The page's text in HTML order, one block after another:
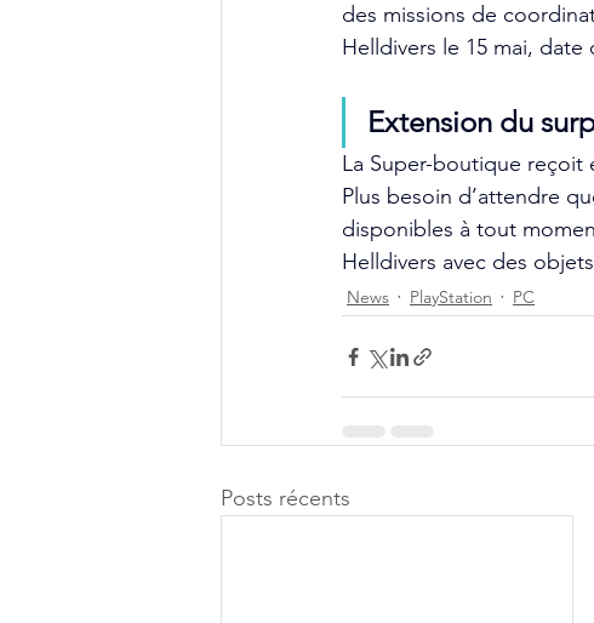
des missions de
Helldivers le 15 mai,
Extension du
La Super-boutique reçoit
Plus besoin d’attendre
disponibles à tout
Helldivers avec des
News PlayStation PC
Posts récents